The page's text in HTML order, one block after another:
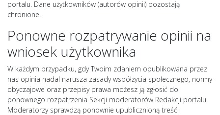
portalu. Dane użytkowników (autorów opinii) pozostają
chronione.
Ponowne rozpatrywanie opinii na
wniosek użytkownika
W każdym przypadku, gdy Twoim zdaniem opublikowana przez
nas opinia nadal narusza zasady współżycia społecznego, normy
obyczajowe oraz przepisy prawa możesz ją zgłosić do
ponownego rozpatrzenia Sekcji moderatorów Redakcji portalu.
Moderatorzy sprawdzą ponownie upublicznioną treść i